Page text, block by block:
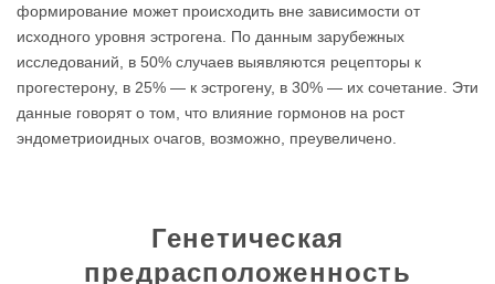
формирование может происходить вне зависимости от
исходного уровня эстрогена. По данным зарубежных
исследований, в 50% случаев выявляются рецепторы к
прогестерону, в 25% — к эстрогену, в 30% — их сочетание. Эти
данные говорят о том, что влияние гормонов на рост
эндометриоидных очагов, возможно, преувеличено.
Генетическая
предрасположенность